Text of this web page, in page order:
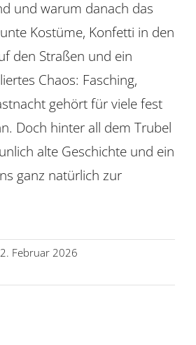
und warum danach das
Kostüme, Konfetti in den
den Straßen und ein
Chaos: Fasching,
gehört für viele fest
Doch hinter all dem Trubel
alte Geschichte und ein
ganz natürlich zur
Februar 2026